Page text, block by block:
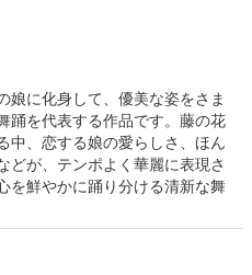
娘に化身して、優美な姿をさま
踊を代表する作品です。藤の花
中、恋する娘の愛らしさ、ほん
どが、テンポよく華麗に表現さ
を鮮やかに踊り分ける清新な舞